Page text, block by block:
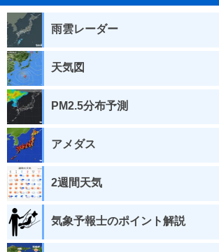
雨雲レーダー
天気図
PM2.5分布予測
アメダス
2週間天気
気象予報士のポイント解説